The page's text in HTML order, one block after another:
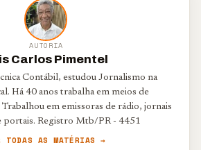
AUTORIA
Carlos Pimentel
Contábil, estudou Jornalismo na
Há 40 anos trabalha em meios de
Trabalhou em emissoras de rádio, jornais
portais. Registro Mtb/PR - 4451
TODAS AS MATÉRIAS →